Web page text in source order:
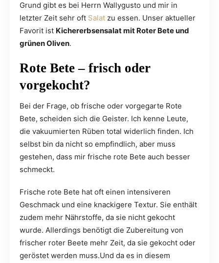
Grund gibt es bei Herrn Wallygusto und mir in
letzter Zeit sehr oft Salat zu essen. Unser aktueller
Favorit ist Kichererbsensalat mit Roter Bete und
grünen Oliven.
Rote Bete – frisch oder
vorgekocht?
Bei der Frage, ob frische oder vorgegarte Rote
Bete, scheiden sich die Geister. Ich kenne Leute,
die vakuumierten Rüben total widerlich finden. Ich
selbst bin da nicht so empfindlich, aber muss
gestehen, dass mir frische rote Bete auch besser
schmeckt.
Frische rote Bete hat oft einen intensiveren
Geschmack und eine knackigere Textur. Sie enthält
zudem mehr Nährstoffe, da sie nicht gekocht
wurde. Allerdings benötigt die Zubereitung von
frischer roter Beete mehr Zeit, da sie gekocht oder
geröstet werden muss.Und da es in diesem